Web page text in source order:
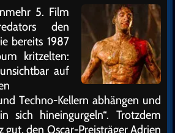
5. Film
den
bereits 1987
kritzelten:
auf
Techno-Kellern abhängen und
sich hineingurgeln“. Trotzdem
gut, den Oscar-Preisträger Adrien